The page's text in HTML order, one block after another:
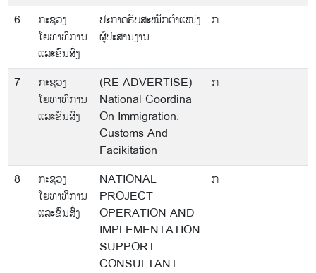
6
ກະຊວງ
ໂຍທາທິການ
ແລະຂົນສົ່ງ
ປະກາດຮັບສະໝັກຕຳແໜ່ງ
ຜູ້ປະສານງານ
ກ
7
ກະຊວງ
ໂຍທາທິການ
ແລະຂົນສົ່ງ
(RE-ADVERTISE)
National Coordina
On Immigration,
Customs And
Facikitation
ກ
8
ກະຊວງ
ໂຍທາທິການ
ແລະຂົນສົ່ງ
NATIONAL
PROJECT
OPERATION AND
IMPLEMENTATION
SUPPORT
CONSULTANT
ກ